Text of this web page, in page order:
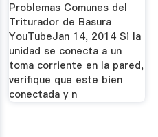
Problemas Comunes del
Triturador de Basura
YouTubeJan 14, 2014 Si la
unidad se conecta a un
toma corriente en la pared,
verifique que este bien
conectada y n